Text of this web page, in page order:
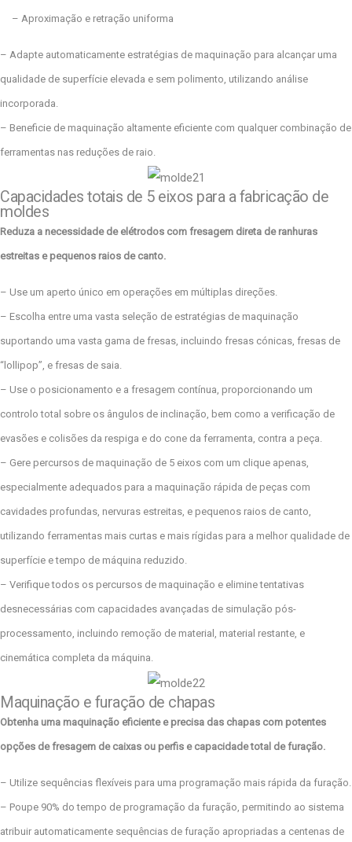
– Aproximação e retração uniforma
– Adapte automaticamente estratégias de maquinação para alcançar uma
qualidade de superfície elevada e sem polimento, utilizando análise
incorporada.
– Beneficie de maquinação altamente eficiente com qualquer combinação de
ferramentas nas reduções de raio.
Capacidades totais de 5 eixos para a fabricação de
moldes
Reduza a necessidade de elétrodos com fresagem direta de ranhuras
estreitas e pequenos raios de canto.
– Use um aperto único em operações em múltiplas direções.
– Escolha entre uma vasta seleção de estratégias de maquinação
suportando uma vasta gama de fresas, incluindo fresas cónicas, fresas de
“lollipop”, e fresas de saia.
– Use o posicionamento e a fresagem contínua, proporcionando um
controlo total sobre os ângulos de inclinação, bem como a verificação de
evasões e colisões da respiga e do cone da ferramenta, contra a peça.
– Gere percursos de maquinação de 5 eixos com um clique apenas,
especialmente adequados para a maquinação rápida de peças com
cavidades profundas, nervuras estreitas, e pequenos raios de canto,
utilizando ferramentas mais curtas e mais rígidas para a melhor qualidade de
superfície e tempo de máquina reduzido.
– Verifique todos os percursos de maquinação e elimine tentativas
desnecessárias com capacidades avançadas de simulação pós-
processamento, incluindo remoção de material, material restante, e
cinemática completa da máquina.
Maquinação e furação de chapas
Obtenha uma maquinação eficiente e precisa das chapas com potentes
opções de fresagem de caixas ou perfis e capacidade total de furação.
– Utilize sequências flexíveis para uma programação mais rápida da furação.
– Poupe 90% do tempo de programação da furação, permitindo ao sistema
atribuir automaticamente sequências de furação apropriadas a centenas de